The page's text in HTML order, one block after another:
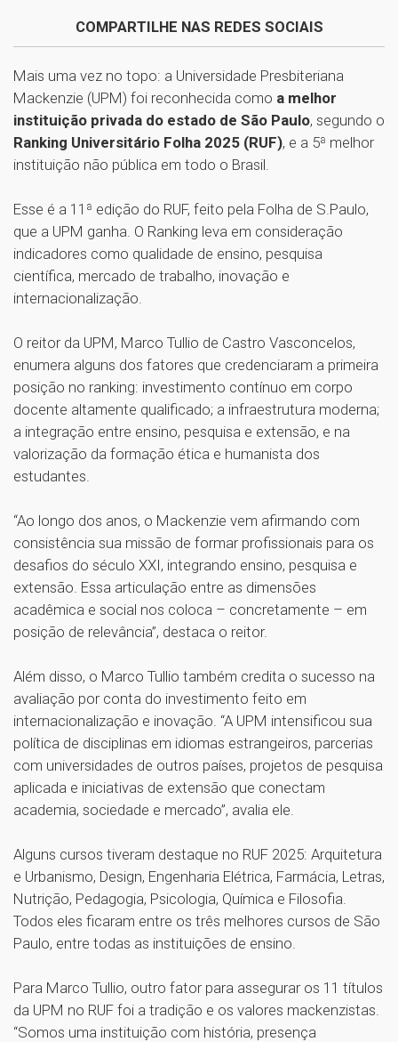
COMPARTILHE NAS REDES SOCIAIS
Mais uma vez no topo: a Universidade Presbiteriana
Mackenzie (UPM) foi reconhecida como a melhor
instituição privada do estado de São Paulo, segundo o
Ranking Universitário Folha 2025 (RUF), e a 5ª melhor
instituição não pública em todo o Brasil.
Esse é a 11ª edição do RUF, feito pela Folha de S.Paulo,
que a UPM ganha. O Ranking leva em consideração
indicadores como qualidade de ensino, pesquisa
científica, mercado de trabalho, inovação e
internacionalização.
O reitor da UPM, Marco Tullio de Castro Vasconcelos,
enumera alguns dos fatores que credenciaram a primeira
posição no ranking: investimento contínuo em corpo
docente altamente qualificado; a infraestrutura moderna;
a integração entre ensino, pesquisa e extensão, e na
valorização da formação ética e humanista dos
estudantes.
“Ao longo dos anos, o Mackenzie vem afirmando com
consistência sua missão de formar profissionais para os
desafios do século XXI, integrando ensino, pesquisa e
extensão. Essa articulação entre as dimensões
acadêmica e social nos coloca – concretamente – em
posição de relevância”, destaca o reitor.
Além disso, o Marco Tullio também credita o sucesso na
avaliação por conta do investimento feito em
internacionalização e inovação. “A UPM intensificou sua
política de disciplinas em idiomas estrangeiros, parcerias
com universidades de outros países, projetos de pesquisa
aplicada e iniciativas de extensão que conectam
academia, sociedade e mercado”, avalia ele.
Alguns cursos tiveram destaque no RUF 2025: Arquitetura
e Urbanismo, Design, Engenharia Elétrica, Farmácia, Letras,
Nutrição, Pedagogia, Psicologia, Química e Filosofia.
Todos eles ficaram entre os três melhores cursos de São
Paulo, entre todas as instituições de ensino.
Para Marco Tullio, outro fator para assegurar os 11 títulos
da UPM no RUF foi a tradição e os valores mackenzistas.
“Somos uma instituição com história, presença